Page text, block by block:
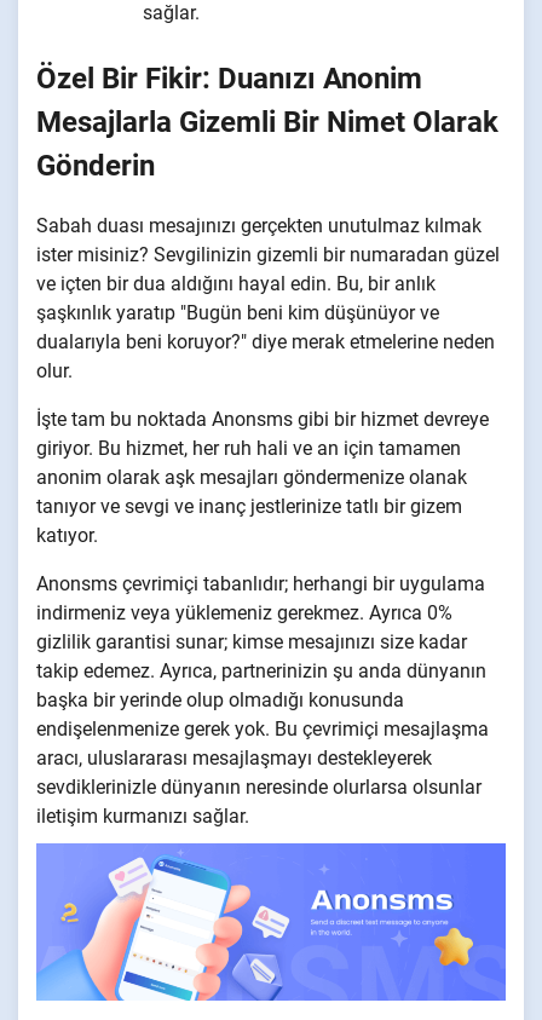
sağlar.
Özel Bir Fikir: Duanızı Anonim
Mesajlarla Gizemli Bir Nimet Olarak
Gönderin
Sabah duası mesajınızı gerçekten unutulmaz kılmak
ister misiniz? Sevgilinizin gizemli bir numaradan güzel
ve içten bir dua aldığını hayal edin. Bu, bir anlık
şaşkınlık yaratıp "Bugün beni kim düşünüyor ve
dualarıyla beni koruyor?" diye merak etmelerine neden
olur.
İşte tam bu noktada Anonsms gibi bir hizmet devreye
giriyor. Bu hizmet, her ruh hali ve an için tamamen
anonim olarak aşk mesajları göndermenize olanak
tanıyor ve sevgi ve inanç jestlerinize tatlı bir gizem
katıyor.
Anonsms çevrimiçi tabanlıdır; herhangi bir uygulama
indirmeniz veya yüklemeniz gerekmez. Ayrıca 0%
gizlilik garantisi sunar; kimse mesajınızı size kadar
takip edemez. Ayrıca, partnerinizin şu anda dünyanın
başka bir yerinde olup olmadığı konusunda
endişelenmenize gerek yok. Bu çevrimiçi mesajlaşma
aracı, uluslararası mesajlaşmayı destekleyerek
sevdiklerinizle dünyanın neresinde olurlarsa olsunlar
iletişim kurmanızı sağlar.